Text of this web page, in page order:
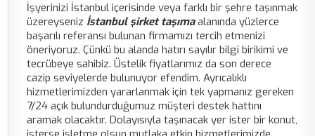
İşyerinizi İstanbul içerisinde veya farklı bir şehre taşınmak
üzereyseniz İstanbul şirket taşımaalanında yüzlerce
başarılı referansı bulunan firmamızı tercih etmenizi
öneriyoruz. Çünkü bu alanda hatırı sayılır bilgi birikimi ve
tecrübeye sahibiz. Üstelik fiyatlarımız da son derece
cazip seviyelerde bulunuyor efendim. Ayrıcalıklı
hizmetlerimizden yararlanmak için tek yapmanız gereken
7/24 açık bulundurduğumuz müşteri destek hattını
aramak olacaktır. Dolayısıyla taşınacak yer ister bir konut,